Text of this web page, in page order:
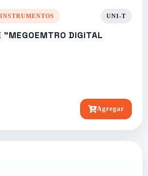
UNI-T
"MEGOEMTRO DIGITAL
Agregar